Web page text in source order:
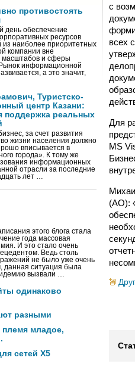
противостоять
день обеспечение
ресурсов
из наиболее приоритетных
компании вне
масштабов и сферы
информационной
а это значит,
Туристско-
центр Казани:
поддержка реальных
за счет развития
жизни населения должно
вписывается в
города». К тому же
информационных
отрасли за последние
лет …
этого блога стала
года массовая
И это стало очень
Ведь столь
не было уже очень
данная ситуация была
вызвали …
одинаково
разными
племя младое,
сетей X5
с
всех
Для
MS
(АО):